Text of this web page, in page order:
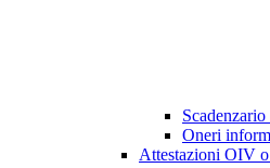
Oneri
Attestazioni OIV o